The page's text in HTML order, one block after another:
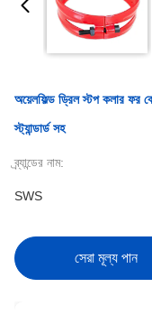
অয়েলফিল্ড ড্রিল স্টপ কলার ফর
স্ট্যান্ডার্ড সহ
ব্র্যান্ডের নাম:
SWS
সেরা মূল্য পান